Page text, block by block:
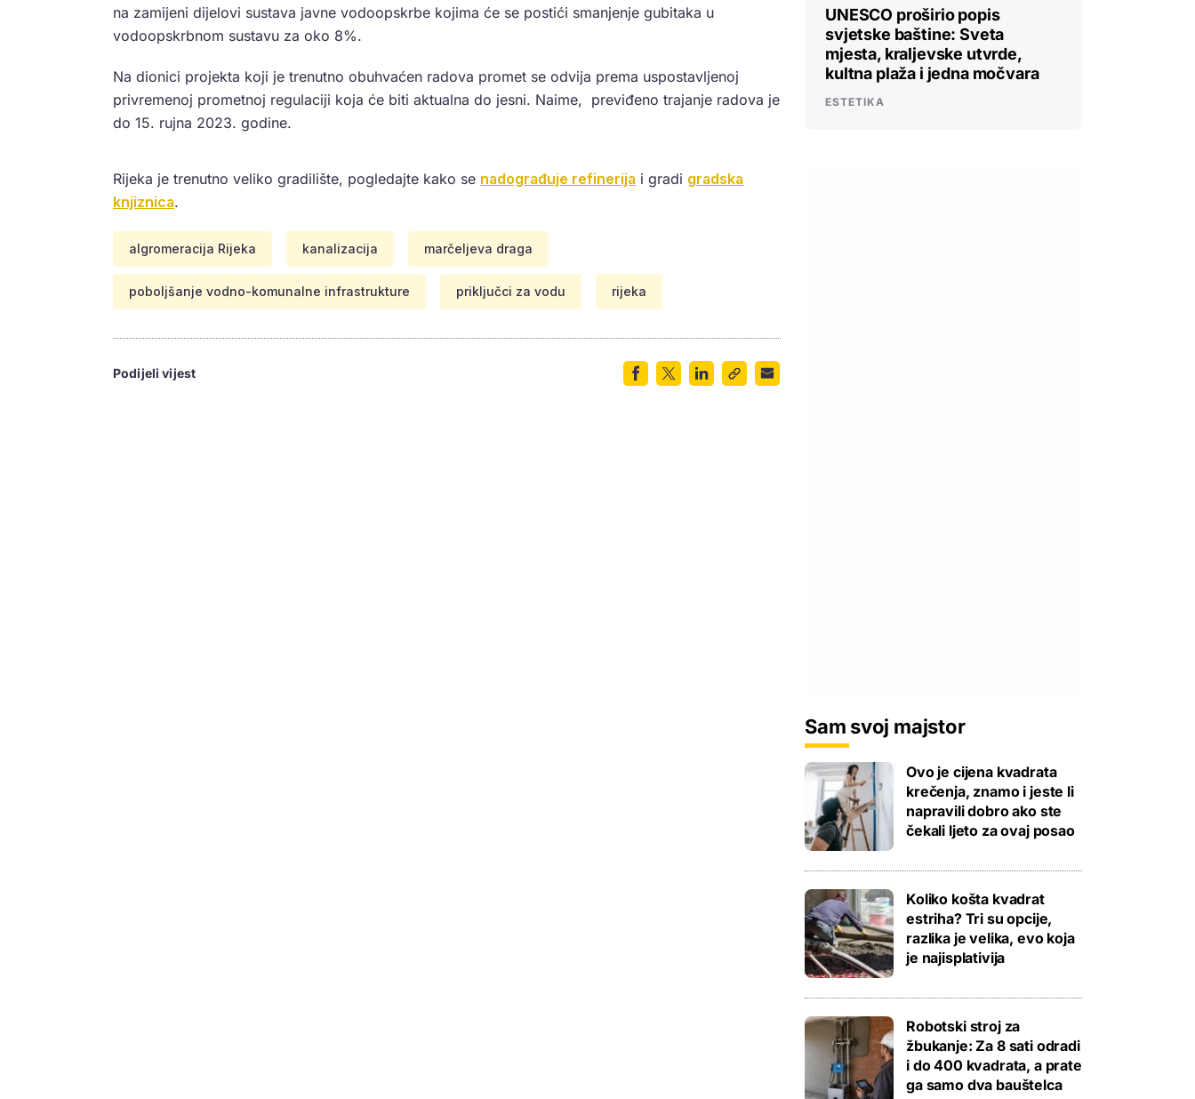
na zamijeni dijelovi sustava javne vodoopskrbe kojima će se postići smanjenje gubitaka u
vodoopskrbnom sustavu za oko 8%.
Na dionici projekta koji je trenutno obuhvaćen radova promet se odvija prema uspostavljenoj
privremenoj prometnoj regulaciji koja će biti aktualna do jesni. Naime, previđeno trajanje radova je
do 15. rujna 2023. godine.
Rijeka je trenutno veliko gradilište, pogledajte kako se nadograđuje refinerija i gradi gradska
knjiznica.
algromeracija Rijeka kanalizacija marčeljeva draga
poboljšanje vodno-komunalne infrastrukture priključci za vodu rijeka
Podijeli vijest
UNESCO proširio popis
svjetske baštine: Sveta
mjesta, kraljevske utvrde,
kultna plaža i jedna močvara
ESTETIKA
Sam svoj majstor
Ovo je cijena kvadrata
krečenja, znamo i jeste li
napravili dobro ako ste
čekali ljeto za ovaj posao
Koliko košta kvadrat
estriha? Tri su opcije,
razlika je velika, evo koja
je najisplativija
Robotski stroj za
žbukanje: Za 8 sati odradi
i do 400 kvadrata, a prate
ga samo dva bauštelca